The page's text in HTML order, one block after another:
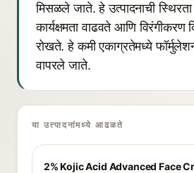
मिसळले जाते. हे उत्पादनाची
कार्यक्षमता वाढवते आणि
रोखते. हे कमी एकाग्रतेमध्ये
वापरले जाते.
या उत्पादनांमध्ये आढळते
2% Kojic Acid Advanced Face